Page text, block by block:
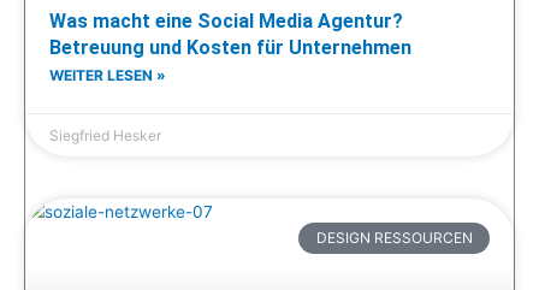
Was macht eine Social Media Agentur?
Betreuung und Kosten für Unternehmen
WEITER LESEN »
Siegfried Hesker
DESIGN RESSOURCEN